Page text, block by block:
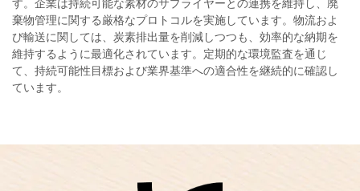
す。企業は持続可能な素材のサプライヤーとの連携を維持し、廃
棄物管理に関する厳格なプロトコルを実施しています。物流およ
び輸送に関しては、炭素排出量を削減しつつも、効率的な納期を
維持するように最適化されています。定期的な環境監査を通じ
て、持続可能性目標および業界基準への適合性を継続的に確認し
ています。